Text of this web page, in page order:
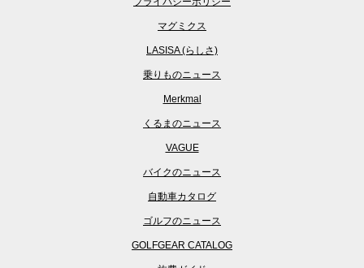
マグミクス
LASISA (らしさ)
乗りものニュース
Merkmal
くるまのニュース
VAGUE
バイクのニュース
自動車カタログ
ゴルフのニュース
GOLFGEAR CATALOG